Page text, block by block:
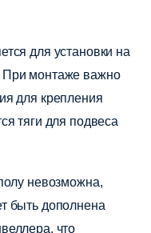
для установки на
При монтаже важно
для крепления
тяги для подвеса
невозможна,
быть дополнена
что